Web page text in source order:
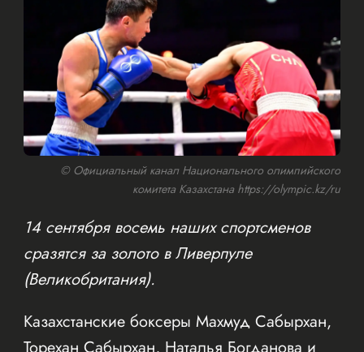
© Официальный канал Национального олимпийского
комитета Казахстана https://olympic.kz/ru
14 сентября восемь наших спортсменов
сразятся за золото в Ливерпуле
(Великобритания).
Казахстанские боксеры Махмуд Сабырхан,